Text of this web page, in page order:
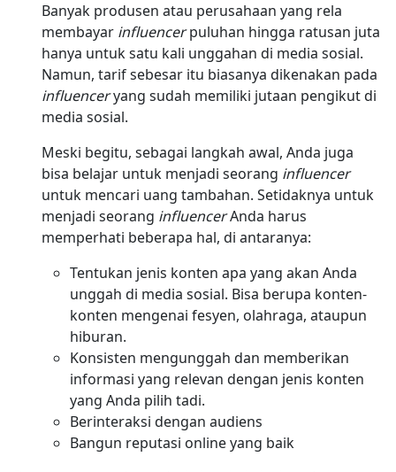
Banyak produsen atau perusahaan yang rela
membayar influencerpuluhan hingga ratusan juta
hanya untuk satu kali unggahan di media sosial.
Namun, tarif sebesar itu biasanya dikenakan pada
influenceryang sudah memiliki jutaan pengikut di
media sosial.
Meski begitu, sebagai langkah awal, Anda juga
bisa belajar untuk menjadi seorang influencer
untuk mencari uang tambahan. Setidaknya untuk
menjadi seorang influencerAnda harus
memperhati beberapa hal, di antaranya:
Tentukan jenis konten apa yang akan Anda
unggah di media sosial. Bisa berupa konten-
konten mengenai fesyen, olahraga, ataupun
hiburan.
Konsisten mengunggah dan memberikan
informasi yang relevan dengan jenis konten
yang Anda pilih tadi.
Berinteraksi dengan audiens
Bangun reputasi online yang baik